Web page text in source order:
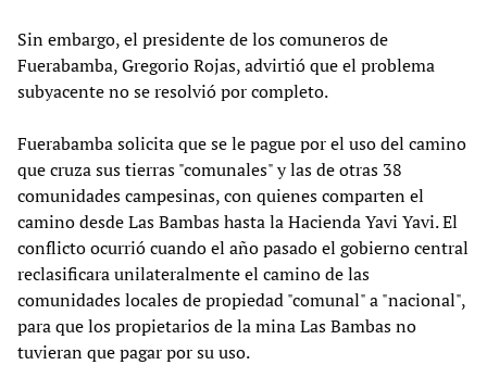
Sin embargo, el presidente de los comuneros de
Fuerabamba, Gregorio Rojas, advirtió que el problema
subyacente no se resolvió por completo.
Fuerabamba solicita que se le pague por el uso del camino
que cruza sus tierras "comunales" y las de otras 38
comunidades campesinas, con quienes comparten el
camino desde Las Bambas hasta la Hacienda Yavi Yavi. El
conflicto ocurrió cuando el año pasado el gobierno central
reclasificara unilateralmente el camino de las
comunidades locales de propiedad "comunal" a "nacional",
para que los propietarios de la mina Las Bambas no
tuvieran que pagar por su uso.